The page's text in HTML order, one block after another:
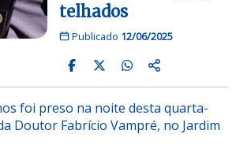
telhados
Publicado 12/06/2025
foi preso na noite desta quarta-
Doutor Fabrício Vampré, no Jardim